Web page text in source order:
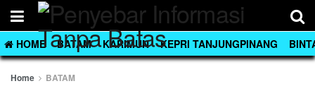
HOME BATAM KARIMUN KEPRI TANJUNGPINANG
Home BATAM